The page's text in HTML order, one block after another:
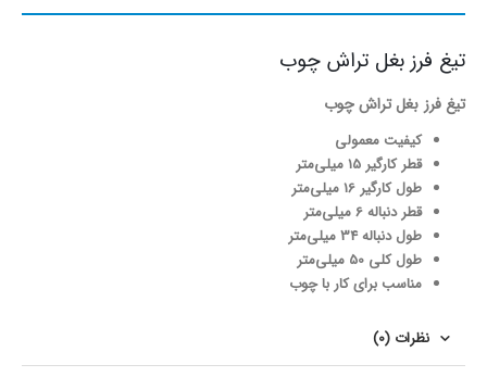
تیغ فرز بغل تراش چوب
تیغ فرز بغل تراش چوب
کیفیت معمولی
قطر کارگیر 15 میلی‌متر
طول کارگیر 16 میلی‌متر
قطر دنباله 6 میلی‌متر
طول دنباله 34 میلی‌متر
طول کلی 50 میلی‌متر
مناسب برای کار با چوب
نظرات (0)